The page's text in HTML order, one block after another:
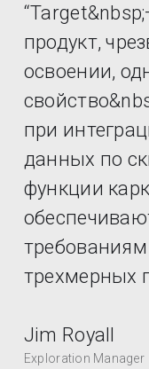
продукт,
освоении,
при
данных по
функции
трехмерных
Jim Royall
Exploration Manager